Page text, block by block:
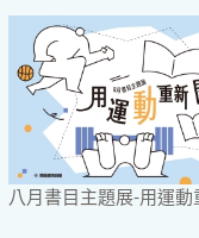
八月書目主題展-用運動